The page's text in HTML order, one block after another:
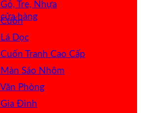
hàng
Tre, Nhựa
Dọc
Tranh Cao Cấp
Màn Sáo Nhôm
Phòng
Gia Đình